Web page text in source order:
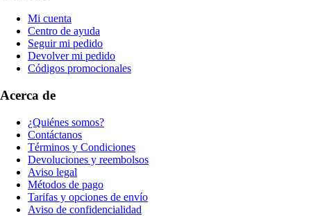
Mi cuenta
Centro de ayuda
Seguir mi pedido
Devolver mi pedido
Códigos promocionales
Acerca de
¿Quiénes somos?
Contáctanos
Términos y Condiciones
Devoluciones y reembolsos
Aviso legal
Métodos de pago
Tarifas y opciones de envío
Aviso de confidencialidad